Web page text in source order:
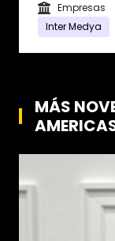
Empresas
Inter Medya
MÁS